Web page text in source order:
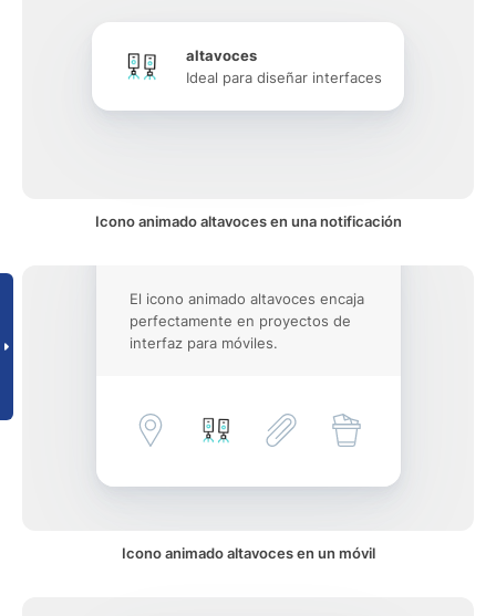
altavoces
Ideal para diseñar interfaces
Icono animado altavoces en una notificación
El icono animado altavoces encaja
perfectamente en proyectos de
interfaz para móviles.
Icono animado altavoces en un móvil